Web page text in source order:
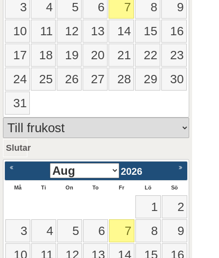
3
4 5 6 7 8
9
10
11 12 13 14 15
16
17
18 19 20 21 22
23
24
25 26 27 28 29
30
31
Slutar
Nästa >
2026
Må Ti On To Fr Lö Sö
1
2
3
4 5 6 7 8
9
10
11 12 13 14 15
16